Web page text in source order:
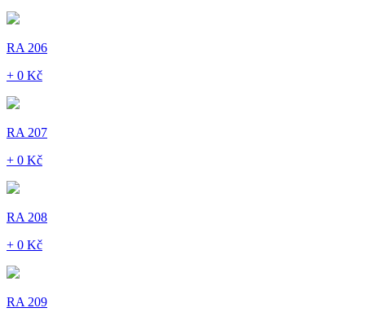
RA 206
+ 0 Kč
RA 207
+ 0 Kč
RA 208
+ 0 Kč
RA 209